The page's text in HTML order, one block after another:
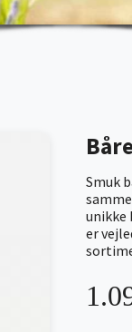
Smuk
unikke
er